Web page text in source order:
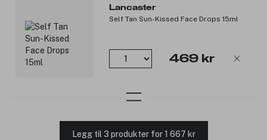
Lancaster
Self Tan Sun-Kissed Face Drops 15ml
469 kr
Legg til 3 produkter for 1 667 kr